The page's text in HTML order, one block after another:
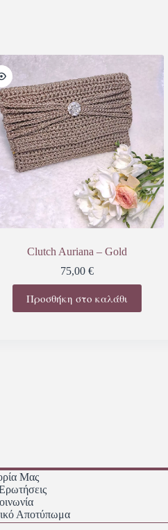
Clutch Auriana – Gold
75,00 €
Προσθήκη στο καλάθι
Μας
Αποτύπωμα